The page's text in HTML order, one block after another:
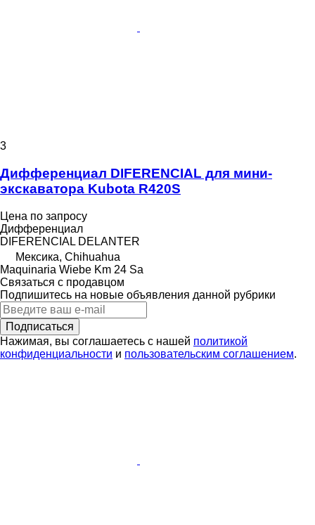
3
Дифференциал DIFERENCIAL для мини-
экскаватора Kubota R420S
Цена по запросу
Дифференциал
DIFERENCIAL DELANTER
Мексика, Chihuahua
Maquinaria Wiebe Km 24 Sa
Связаться с продавцом
Подпишитесь на новые объявления данной рубрики
Подписаться
Нажимая, вы соглашаетесь с нашей политикой
конфиденциальности и пользовательским соглашением.